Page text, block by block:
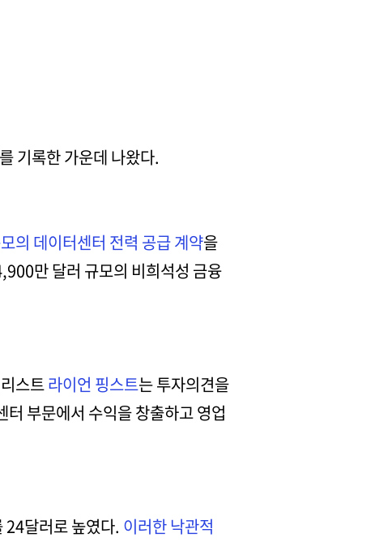
기록한 가운데 나왔다.
의 데이터센터 전력 공급 계약을
만 달러 규모의 비희석성 금융
스트라이언 핑스트는 투자의견을
부문에서 수익을 창출하고 영업
24달러로 높였다. 이러한 낙관적